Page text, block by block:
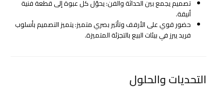
تصميم يجمع بين الحداثة والفن: يحوّل كل عبوة إلى قطعة فنية
أنيقة.
حضور قوي على الأرفف وتأثير بصري متميز: يتميز التصميم بأسلوب
فريد يبرز في بيئات البيع بالتجزئة المتميزة.
التحديات والحلول